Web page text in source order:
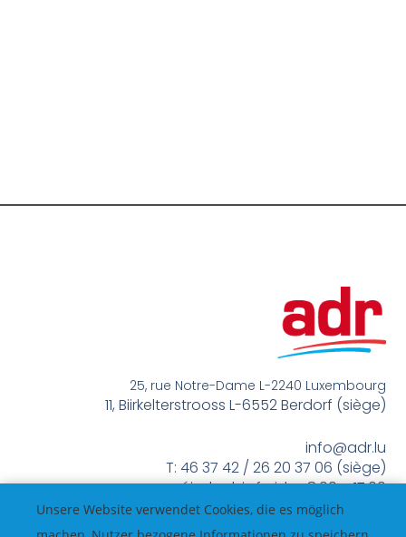
25, rue Notre-Dame L-2240 Luxembourg
11, Biirkelterstrooss L-6552 Berdorf (siège)
info@adr.lu
T: 46 37 42 / 26 20 37 06 (siège)
méindes bis freides 8:00 – 17:00
Unsere Website verwendet Cookies, die es möglich